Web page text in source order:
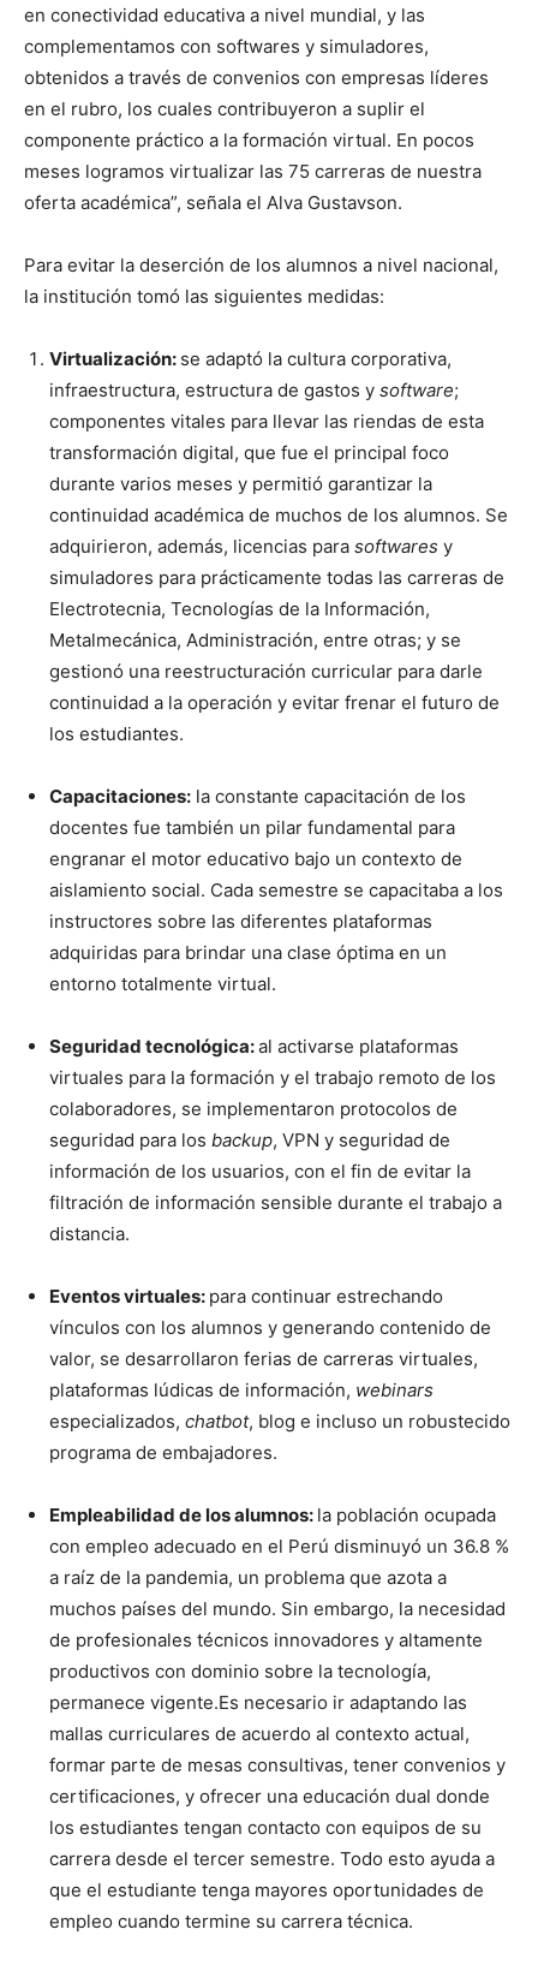
en conectividad educativa a nivel mundial, y las
complementamos con softwares y simuladores,
obtenidos a través de convenios con empresas líderes
en el rubro, los cuales contribuyeron a suplir el
componente práctico a la formación virtual. En pocos
meses logramos virtualizar las 75 carreras de nuestra
oferta académica”, señala el Alva Gustavson.
Para evitar la deserción de los alumnos a nivel nacional,
la institución tomó las siguientes medidas:
Virtualización: se adaptó la cultura corporativa,
infraestructura, estructura de gastos y software;
componentes vitales para llevar las riendas de esta
transformación digital, que fue el principal foco
durante varios meses y permitió garantizar la
continuidad académica de muchos de los alumnos. Se
adquirieron, además, licencias para softwares y
simuladores para prácticamente todas las carreras de
Electrotecnia, Tecnologías de la Información,
Metalmecánica, Administración, entre otras; y se
gestionó una reestructuración curricular para darle
continuidad a la operación y evitar frenar el futuro de
los estudiantes.
Capacitaciones: la constante capacitación de los
docentes fue también un pilar fundamental para
engranar el motor educativo bajo un contexto de
aislamiento social. Cada semestre se capacitaba a los
instructores sobre las diferentes plataformas
adquiridas para brindar una clase óptima en un
entorno totalmente virtual.
Seguridad tecnológica:al activarse plataformas
virtuales para la formación y el trabajo remoto de los
colaboradores, se implementaron protocolos de
seguridad para los backup, VPN y seguridad de
información de los usuarios, con el fin de evitar la
filtración de información sensible durante el trabajo a
distancia.
Eventos virtuales: para continuar estrechando
vínculos con los alumnos y generando contenido de
valor, se desarrollaron ferias de carreras virtuales,
plataformas lúdicas de información, webinars
especializados, chatbot, blog e incluso un robustecido
programa de embajadores.
Empleabilidad de los alumnos: la población ocupada
con empleo adecuado en el Perú disminuyó un 36.8 %
a raíz de la pandemia, un problema que azota a
muchos países del mundo. Sin embargo, la necesidad
de profesionales técnicos innovadores y altamente
productivos con dominio sobre la tecnología,
permanece vigente.Es necesario ir adaptando las
mallas curriculares de acuerdo al contexto actual,
formar parte de mesas consultivas, tener convenios y
certificaciones, y ofrecer una educación dual donde
los estudiantes tengan contacto con equipos de su
carrera desde el tercer semestre. Todo esto ayuda a
que el estudiante tenga mayores oportunidades de
empleo cuando termine su carrera técnica.